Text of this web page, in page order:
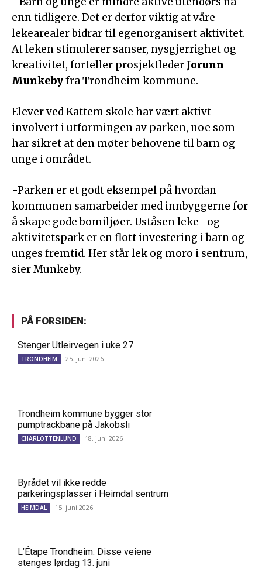
enn tidligere. Det er derfor viktig at våre
lekearealer bidrar til egenorganisert aktivitet.
At leken stimulerer sanser, nysgjerrighet og
kreativitet, forteller prosjektleder Jorunn
Munkebyfra Trondheim kommune.
Elever ved Kattem skole har vært aktivt
involvert i utformingen av parken, noe som
har sikret at den møter behovene til barn og
unge i området.
-Parken er et godt eksempel på hvordan
kommunen samarbeider med innbyggerne for
å skape gode bomiljøer. Uståsen leke- og
aktivitetspark er en flott investering i barn og
unges fremtid. Her står lek og moro i sentrum,
sier Munkeby.
PÅ FORSIDEN:
Stenger Utleirvegen i uke 27
TRONDHEIM 25. juni 2026
Trondheim kommune bygger stor
pumptrackbane på Jakobsli
CHARLOTTENLUND 18. juni 2026
Byrådet vil ikke redde
parkeringsplasser i Heimdal sentrum
HEIMDAL 15. juni 2026
L’Étape Trondheim: Disse veiene
stenges lørdag 13. juni